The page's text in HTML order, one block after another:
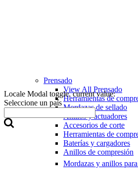
Locale Modal toggle, current value:
Seleccione un país
Prensado
View All Prensado
Herramientas de
Mordazas de sellado
Anillos y actuadores
Accesorios de corte
Herramientas de
Baterías y cargadores
Anillos de compresión
Mordazas y anillos